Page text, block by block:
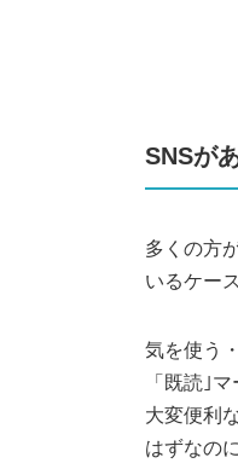
SNSが
多くの方
いるケー
気を使う
「既読｣
大変便利
はずなの